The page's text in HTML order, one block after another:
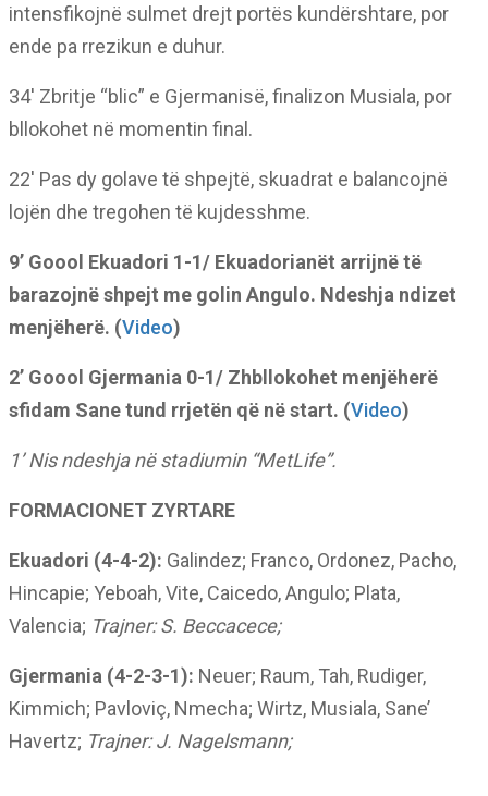
intensfikojnë sulmet drejt portës kundërshtare, por
ende pa rrezikun e duhur.
34′ Zbritje “blic” e Gjermanisë, finalizon Musiala, por
bllokohet në momentin final.
22′ Pas dy golave të shpejtë, skuadrat e balancojnë
lojën dhe tregohen të kujdesshme.
9’ Goool Ekuadori 1-1/ Ekuadorianët arrijnë të
barazojnë shpejt me golin Angulo. Ndeshja ndizet
menjëherë. (Video)
2’ Goool Gjermania 0-1/ Zhbllokohet menjëherë
sfidam Sane tund rrjetën që në start. (Video)
1’ Nis ndeshja në stadiumin “MetLife”.
FORMACIONET ZYRTARE
Ekuadori (4-4-2): Galindez; Franco, Ordonez, Pacho,
Hincapie; Yeboah, Vite, Caicedo, Angulo; Plata,
Valencia; Trajner: S. Beccacece;
Gjermania (4-2-3-1): Neuer; Raum, Tah, Rudiger,
Kimmich; Pavloviç, Nmecha; Wirtz, Musiala, Sane’
Havertz; Trajner: J. Nagelsmann;